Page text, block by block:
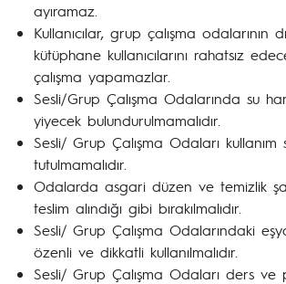
ayıramaz.
Kullanıcılar, grup çalışma odalarının
kütüphane kullanıcılarını rahatsız
çalışma yapamazlar.
Sesli/Grup Çalışma Odalarında su
yiyecek bulundurulmamalıdır.
Sesli/ Grup Çalışma Odaları kullanım
tutulmamalıdır.
Odalarda asgari düzen ve temizlik
teslim alındığı gibi bırakılmalıdır.
Sesli/ Grup Çalışma Odalarındaki
özenli ve dikkatli kullanılmalıdır.
Sesli/ Grup Çalışma Odaları ders ve